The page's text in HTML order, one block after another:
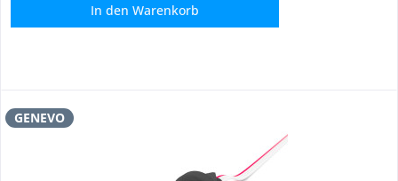
In den Warenkorb
GENEVO